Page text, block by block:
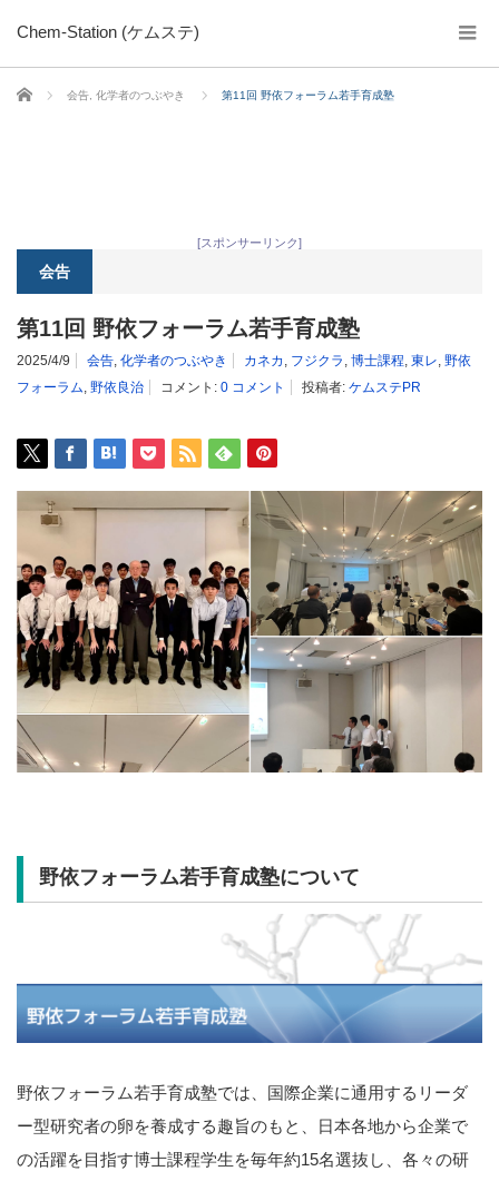
Chem-Station (ケムステ)
ホーム 会告 化学者のつぶやき 第11回 野依フォーラム若手育成塾
[スポンサーリンク]
会告
第11回 野依フォーラム若手育成塾
2025/4/9 会告, 化学者のつぶやき カネカ , フジクラ , 博士課程, 東レ, 野依
フォーラム, 野依良治 コメント: 0 コメント 投稿者: ケムステPR
野依フォーラム若手育成塾について
野依フォーラム若手育成塾では、国際企業に通用するリーダ
ー型研究者の卵を養成する趣旨のもと、日本各地から企業で
の活躍を目指す博士課程学生を毎年約15名選抜し、各々の研